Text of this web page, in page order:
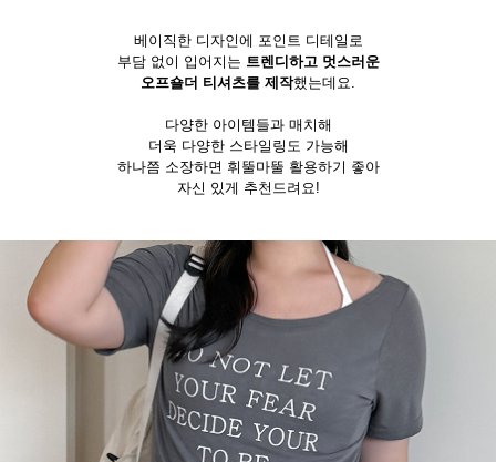
베이직한 디자인에 포인트 디테일로
부담 없이 입어지는 트렌디하고 멋스러운
오프숄더 티셔츠를 제작했는데요.
다양한 아이템들과 매치해
더욱 다양한 스타일링도 가능해
하나쯤 소장하면 휘뚤마뚤 활용하기 좋아
자신 있게 추천드려요!